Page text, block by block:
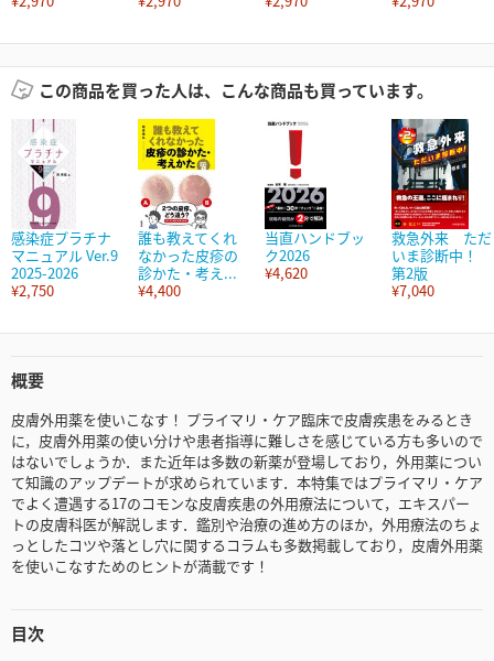
この商品を買った人は、こんな商品も買っています。
感染症プラチナ
マニュアル Ver.9
2025-2026
¥2,750
誰も教えてくれ
なかった皮疹の
診かた・考え...
¥4,400
当直ハンドブッ
ク2026
¥4,620
救急外来 ただ
いま診断中！
第2版
¥7,040
概要
皮膚外用薬を使いこなす！ プライマリ・ケア臨床で皮膚疾患をみるとき
に，皮膚外用薬の使い分けや患者指導に難しさを感じている方も多いので
はないでしょうか．また近年は多数の新薬が登場しており，外用薬につい
て知識のアップデートが求められています．本特集ではプライマリ・ケア
でよく遭遇する17のコモンな皮膚疾患の外用療法について，エキスパー
トの皮膚科医が解説します．鑑別や治療の進め方のほか，外用療法のちょ
っとしたコツや落とし穴に関するコラムも多数掲載しており，皮膚外用薬
を使いこなすためのヒントが満載です！
目次